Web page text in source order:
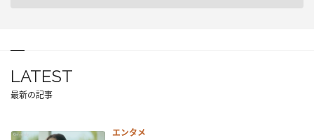
LATEST
最新の記事
エンタメ